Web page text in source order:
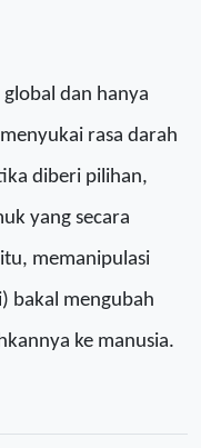
global dan hanya
rasa darah
diberi pilihan,
yang secara
memanipulasi
bakal mengubah
nya ke manusia.